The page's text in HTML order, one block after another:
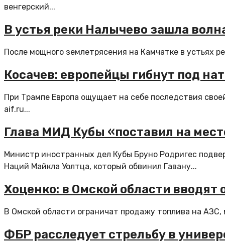
венгерский...
В устья реки Налычево зашла
После мощного землетрясения на Камчатке в устьях
Косачев: европейцы гибнут под
При Трампе Европа ощущает на себе последствия
aif.ru...
Глава МИД Кубы «поставил на
Министр иностранных дел Кубы Бруно Родригес
Наций Майкла Уолтца, который обвинил Гавану...
Хоценко: в Омской области
В Омской области ограничат продажу топлива на
ФБР расследует стрельбу в